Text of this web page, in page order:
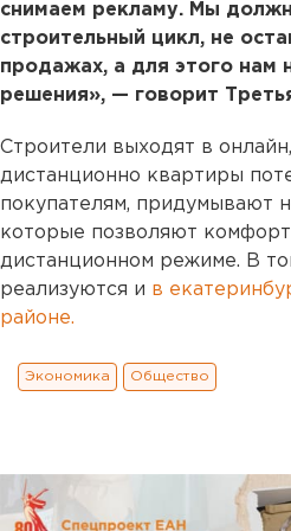
снимаем рекламу. Мы
строительный цикл, не
продажах, а для этого нам
решения», — говорит
Строители выходят в
дистанционно квартиры
покупателям, придумывают
которые позволяют
дистанционном режиме. В
реализуются и в
районе.
Экономика Общество